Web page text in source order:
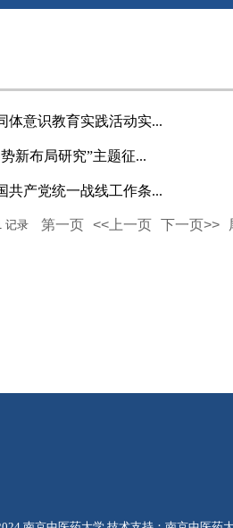
体意识教育实践活动实...
新布局研究”主题征...
共产党统一战线工作条...
记录 第一页 <<上一页 下一页>>